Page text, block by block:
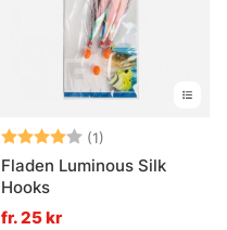
Betyg: (1)
Fladen Luminous Silk
Hooks
fr. 25 kr